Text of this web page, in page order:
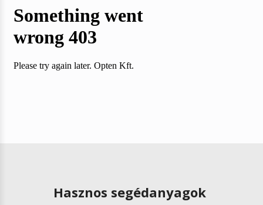
Hasznos segédanyagok